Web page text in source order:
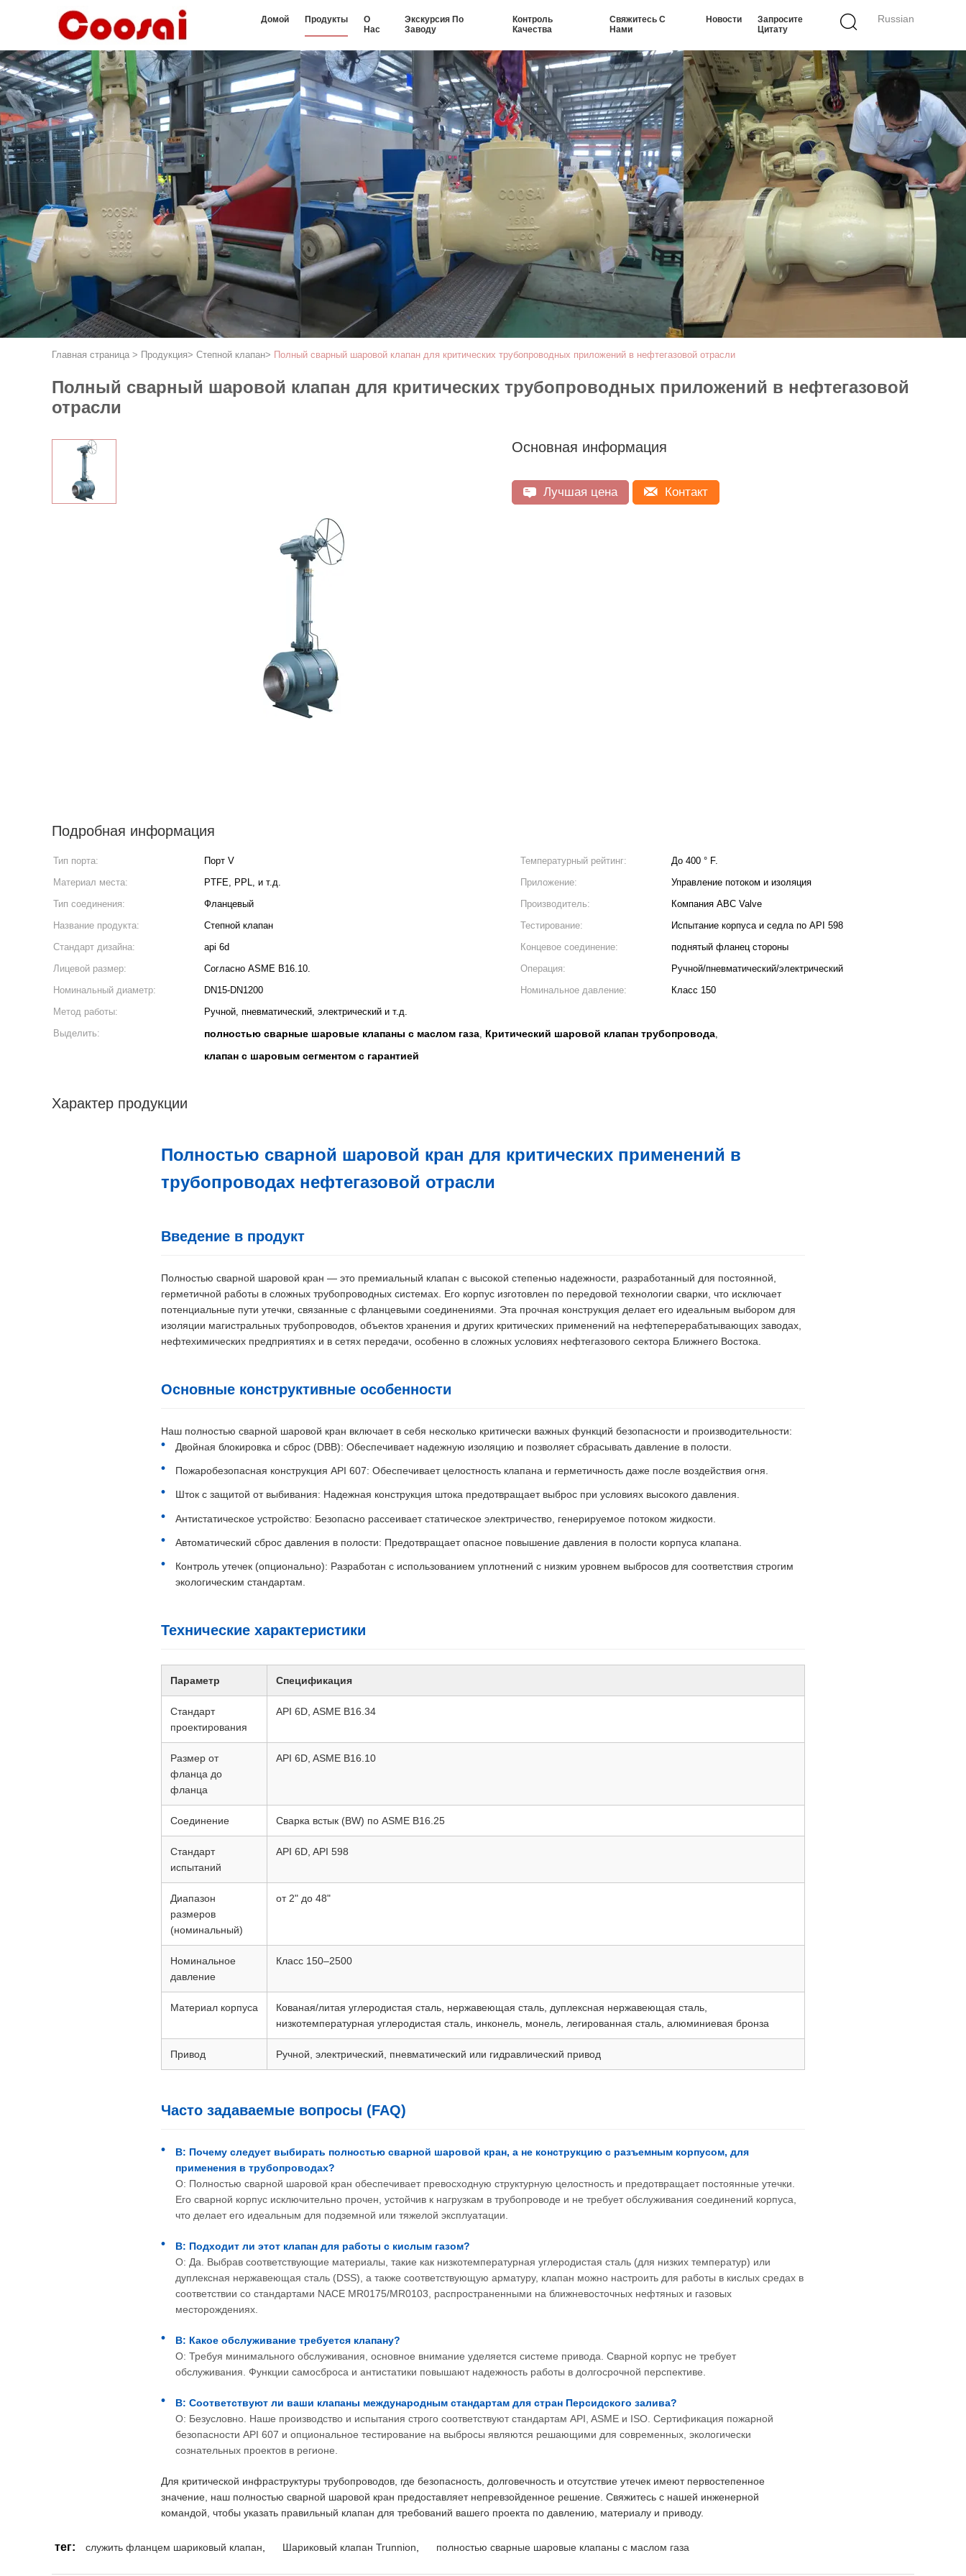
Russian
Домой Продукты
О
Нас
Экскурсия По
Заводу
Контроль
Качества
Свяжитесь С
Нами
Новости
Запросите
Цитату
Главная страница > Продукция> Степной клапан> Полный сварный шаровой клапан для критических трубопроводных приложений в нефтегазовой отрасли
Полный сварный шаровой клапан для критических трубопроводных приложений в нефтегазовой
отрасли
Основная информация
Лучшая цена Контакт
Подробная информация
Тип порта: Порт V Температурный рейтинг:
До 400 ° F.
Материал места:
PTFE, PPL, и т.д. Приложение:
Управление потоком и изоляция
Тип соединения:
Фланцевый Производитель:
Компания ABC Valve
Название продукта:
Степной клапан Тестирование:
Испытание корпуса и седла по API 598
Стандарт дизайна:
api 6d Концевое соединение:
поднятый фланец стороны
Лицевой размер:
Согласно ASME B16.10. Операция:
Ручной/пневматический/электрический
Номинальный диаметр:
DN15-DN1200 Номинальное давление:
Класс 150
Метод работы:
Ручной, пневматический, электрический и т.д.
Выделить:
полностью сварные шаровые клапаны с маслом газа, Критический шаровой клапан трубопровода,
клапан с шаровым сегментом с гарантией
Характер продукции
Полностью сварной шаровой кран для критических применений в
трубопроводах нефтегазовой отрасли
Введение в продукт
Полностью сварной шаровой кран — это премиальный клапан с высокой степенью надежности, разработанный для постоянной,
герметичной работы в сложных трубопроводных системах. Его корпус изготовлен по передовой технологии сварки, что исключает
потенциальные пути утечки, связанные с фланцевыми соединениями. Эта прочная конструкция делает его идеальным выбором для
изоляции магистральных трубопроводов, объектов хранения и других критических применений на нефтеперерабатывающих заводах,
нефтехимических предприятиях и в сетях передачи, особенно в сложных условиях нефтегазового сектора Ближнего Востока.
Основные конструктивные особенности
Наш полностью сварной шаровой кран включает в себя несколько критически важных функций безопасности и производительности:
Двойная блокировка и сброс (DBB): Обеспечивает надежную изоляцию и позволяет сбрасывать давление в полости.
Пожаробезопасная конструкция API 607: Обеспечивает целостность клапана и герметичность даже после воздействия огня.
Шток с защитой от выбивания: Надежная конструкция штока предотвращает выброс при условиях высокого давления.
Антистатическое устройство: Безопасно рассеивает статическое электричество, генерируемое потоком жидкости.
Автоматический сброс давления в полости: Предотвращает опасное повышение давления в полости корпуса клапана.
Контроль утечек (опционально): Разработан с использованием уплотнений с низким уровнем выбросов для соответствия строгим
экологическим стандартам.
Технические характеристики
Параметр Спецификация
Стандарт
проектирования
API 6D, ASME B16.34
Размер от
фланца до
фланца
API 6D, ASME B16.10
Соединение Сварка встык (BW) по ASME B16.25
Стандарт
испытаний
API 6D, API 598
Диапазон
размеров
(номинальный)
от 2" до 48"
Номинальное
давление
Класс 150–2500
Материал корпуса
Кованая/литая углеродистая сталь, нержавеющая сталь, дуплексная нержавеющая сталь,
низкотемпературная углеродистая сталь, инконель, монель, легированная сталь, алюминиевая бронза
Привод Ручной, электрический, пневматический или гидравлический привод
Часто задаваемые вопросы (FAQ)
В: Почему следует выбирать полностью сварной шаровой кран, а не конструкцию с разъемным корпусом, для
применения в трубопроводах?
О: Полностью сварной шаровой кран обеспечивает превосходную структурную целостность и предотвращает постоянные утечки.
Его сварной корпус исключительно прочен, устойчив к нагрузкам в трубопроводе и не требует обслуживания соединений корпуса,
что делает его идеальным для подземной или тяжелой эксплуатации.
В: Подходит ли этот клапан для работы с кислым газом?
О: Да. Выбрав соответствующие материалы, такие как низкотемпературная углеродистая сталь (для низких температур) или
дуплексная нержавеющая сталь (DSS), а также соответствующую арматуру, клапан можно настроить для работы в кислых средах в
соответствии со стандартами NACE MR0175/MR0103, распространенными на ближневосточных нефтяных и газовых
месторождениях.
В: Какое обслуживание требуется клапану?
О: Требуя минимального обслуживания, основное внимание уделяется системе привода. Сварной корпус не требует
обслуживания. Функции самосброса и антистатики повышают надежность работы в долгосрочной перспективе.
В: Соответствуют ли ваши клапаны международным стандартам для стран Персидского залива?
О: Безусловно. Наше производство и испытания строго соответствуют стандартам API, ASME и ISO. Сертификация пожарной
безопасности API 607 и опциональное тестирование на выбросы являются решающими для современных, экологически
сознательных проектов в регионе.
Для критической инфраструктуры трубопроводов, где безопасность, долговечность и отсутствие утечек имеют первостепенное
значение, наш полностью сварной шаровой кран предоставляет непревзойденное решение. Свяжитесь с нашей инженерной
командой, чтобы указать правильный клапан для требований вашего проекта по давлению, материалу и приводу.
тег: служить фланцем шариковый клапан Шариковый клапан Trunnion полностью сварные шаровые клапаны с маслом газа